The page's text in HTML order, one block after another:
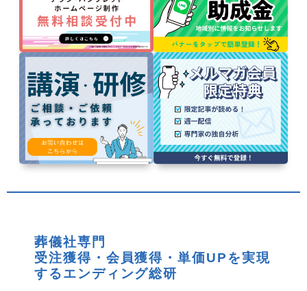
葬儀社専門
受注獲得・会員獲得・単価UPを実現
するエンディング総研